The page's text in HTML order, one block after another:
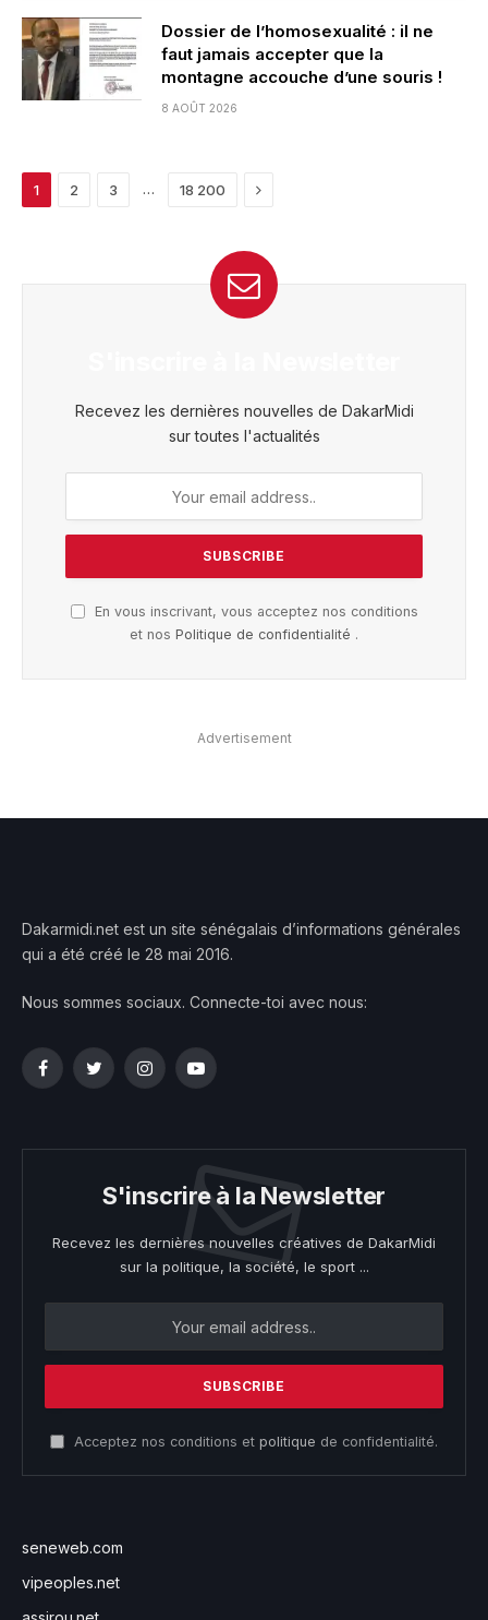
Dossier de l’homosexualité : il ne
faut jamais accepter que la
montagne accouche d’une souris !
8 AOÛT 2026
1 2 3 … 18 200 Next
Recevez les dernières nouvelles de DakarMidi
sur toutes l'actualités
En vous inscrivant, vous acceptez nos conditions
et nos Politique de confidentialité .
Advertisement
Dakarmidi.net est un site sénégalais d’informations générales
qui a été créé le 28 mai 2016.
Nous sommes sociaux. Connecte-toi avec nous:
FacebookTwitterInstagramYouTube
S'inscrire à la Newsletter
Recevez les dernières nouvelles créatives de DakarMidi
sur la politique, la société, le sport ...
Acceptez nos conditions et politique de confidentialité.
seneweb.com
vipeoples.net